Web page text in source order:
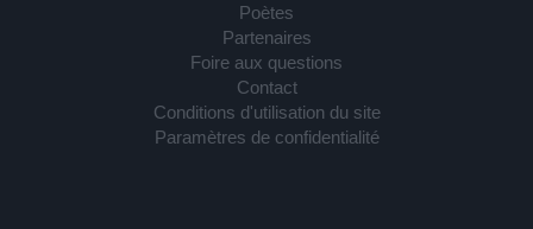
Poètes
Partenaires
Foire aux questions
Contact
Conditions d'utilisation du site
Paramètres de confidentialité